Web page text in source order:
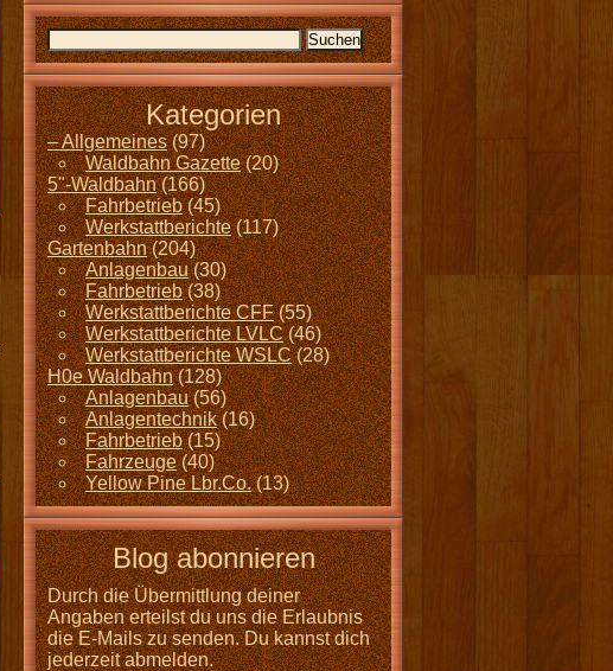
Kategorien
– Allgemeines(97)
Waldbahn Gazette(20)
5"-Waldbahn(166)
Fahrbetrieb(45)
Werkstattberichte(117)
Gartenbahn(204)
Anlagenbau(30)
Fahrbetrieb(38)
Werkstattberichte CFF(55)
Werkstattberichte LVLC(46)
Werkstattberichte WSLC(28)
H0e Waldbahn(128)
Anlagenbau(56)
Anlagentechnik(16)
Fahrbetrieb(15)
Fahrzeuge(40)
Yellow Pine Lbr.Co.(13)
Blog abonnieren
Durch die Übermittlung deiner
Angaben erteilst du uns die Erlaubnis
die E-Mails zu senden. Du kannst dich
jederzeit abmelden.